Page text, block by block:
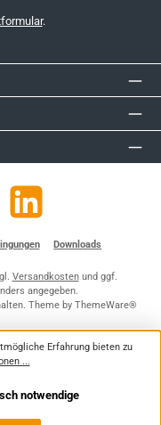
.
https://de.linkedin.com/company/
Downloads
Versandkostenund ggf.
angegeben.
Theme by ThemeWare®
Erfahrung bieten zu
...
notwendige